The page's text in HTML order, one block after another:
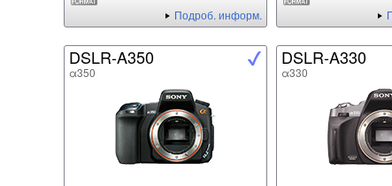
Подроб. информ.
DSLR-A350
α350
DSLR-A330
α330